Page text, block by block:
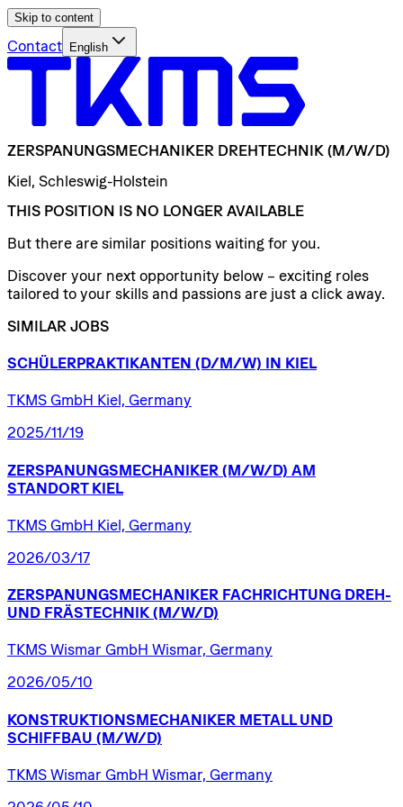
Skip to content
Contact English
ZERSPANUNGSMECHANIKER DREHTECHNIK (M/W/D)
Kiel, Schleswig-Holstein
THIS POSITION IS NO LONGER AVAILABLE
But there are similar positions waiting for you.
Discover your next opportunity below – exciting roles
tailored to your skills and passions are just a click away.
SIMILAR JOBS
SCHÜLERPRAKTIKANTEN (D/​M/​W) IN KIEL
TKMS GmbH Kiel, Germany
2025/11/19
ZERSPANUNGSMECHANIKER (M/W/D) AM
STANDORT KIEL
TKMS GmbH Kiel, Germany
2026/03/17
ZERSPANUNGSMECHANIKER FACHRICHTUNG DREH-
UND FRÄSTECHNIK (M/W/D)
TKMS Wismar GmbH Wismar, Germany
2026/05/10
KONSTRUKTIONSMECHANIKER METALL UND
SCHIFFBAU (M/W/D)
TKMS Wismar GmbH Wismar, Germany